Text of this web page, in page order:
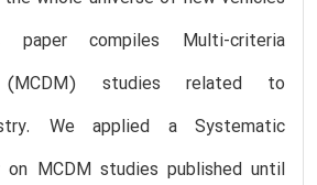
paper compiles Multi-criteria
(MCDM) studies related to
We applied a Systematic
on MCDM studies published until